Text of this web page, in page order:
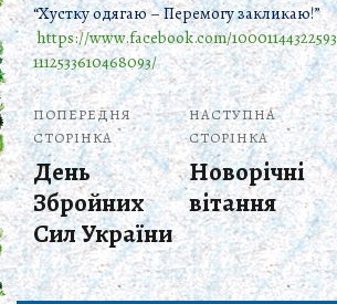
“Хустку одягаю – Перемогу закликаю!”
https://www.facebook.com/
1112533610468093/
ПОПЕРЕДНЯ
СТОРІНКА
День
Збройних
Сил України
НАСТУПНА
СТОРІНКА
Новорічні
вітання